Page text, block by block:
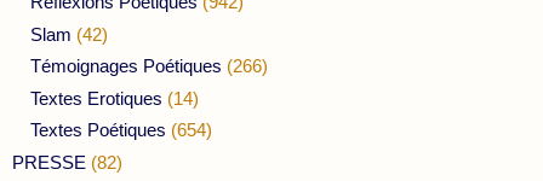
Slam (42)
Témoignages Poétiques (266)
Textes Erotiques (14)
Textes Poétiques (654)
PRESSE (82)